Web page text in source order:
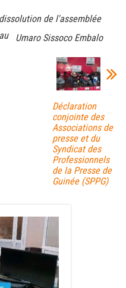
dissolution de l'assemblée
Umaro Sissoco Embalo
Déclaration
conjointe des
Associations de
presse et du
Syndicat des
Professionnels
de la Presse de
Guinée (SPPG)